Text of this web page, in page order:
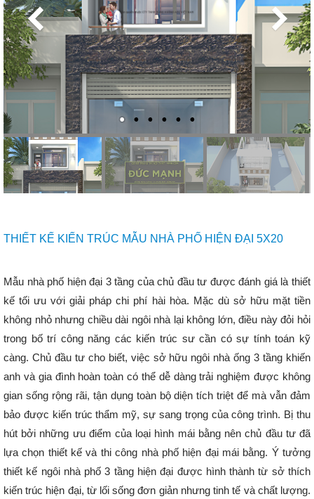
THIẾT KẾ KIẾN TRÚC MẪU NHÀ PHỐ HIỆN ĐẠI 5X20
Mẫu nhà phố hiện đại 3 tầng của chủ đầu tư được đánh giá là thiết
kế tối ưu với giải pháp chi phí hài hòa. Mặc dù sở hữu mặt tiền
không nhỏ nhưng chiều dài ngôi nhà lại không lớn, điều này đỏi hỏi
trong bố trí công năng các kiến trúc sư cần có sự tính toán kỹ
càng. Chủ đầu tư cho biết, việc sở hữu ngôi nhà ống 3 tầng khiến
anh và gia đình hoàn toàn có thể dễ dàng trải nghiệm được không
gian sống rộng rãi, tận dụng toàn bộ diện tích triệt để mà vẫn đảm
bảo được kiến trúc thẩm mỹ, sự sang trọng của công trình. Bị thu
hút bởi những ưu điểm của loại hình mái bằng nên chủ đầu tư đã
lựa chọn thiết kế và thi công nhà phố hiện đại mái bằng. Ý tưởng
thiết kế ngôi nhà phố 3 tầng hiện đại được hình thành từ sở thích
kiến trúc hiện đại, từ lối sống đơn giản nhưng tinh tế và chất lượng.